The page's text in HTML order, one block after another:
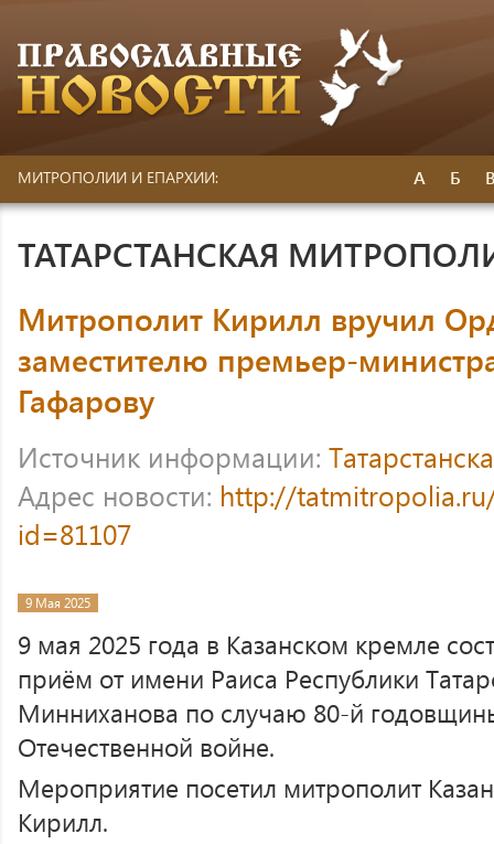
МИТРОПОЛИИ И ЕПАРХИИ: А Б
ТАТАРСТАНСКАЯ
Митрополит Кирилл вручил
заместителю премьер-
Гафарову
Источник информации:
Адрес новости: http://
id=81107
9 Мая 2025
9 мая 2025 года в Казанском кремле
приём от имени Раиса Республики
Минниханова по случаю 80-й
Отечественной войне.
Мероприятие посетил митрополит
Кирилл.